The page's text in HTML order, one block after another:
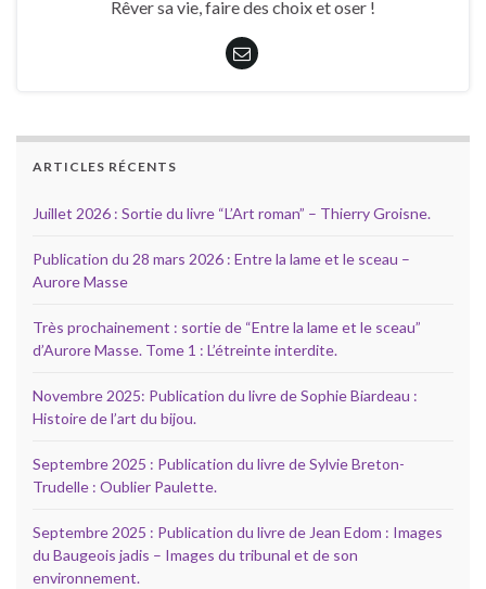
Rêver sa vie, faire des choix et oser !
ARTICLES RÉCENTS
Juillet 2026 : Sortie du livre “L’Art roman” – Thierry Groisne.
Publication du 28 mars 2026 : Entre la lame et le sceau –
Aurore Masse
Très prochainement : sortie de “Entre la lame et le sceau”
d’Aurore Masse. Tome 1 : L’étreinte interdite.
Novembre 2025: Publication du livre de Sophie Biardeau :
Histoire de l’art du bijou.
Septembre 2025 : Publication du livre de Sylvie Breton-
Trudelle : Oublier Paulette.
Septembre 2025 : Publication du livre de Jean Edom : Images
du Baugeois jadis – Images du tribunal et de son
environnement.